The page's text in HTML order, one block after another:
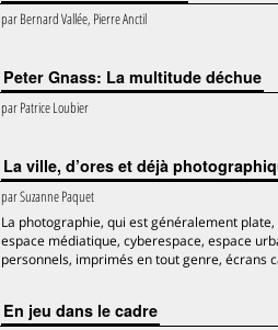
parBernard Vallée, Pierre Anctil
Peter Gnass: La multitude déchue
parPatrice Loubier
La ville, d’ores et déjà
parSuzanne Paquet
La photographie, qui est généralement
espace médiatique, cyberespace, espace
personnels, imprimés en tout genre, écrans
En jeu dans le cadre